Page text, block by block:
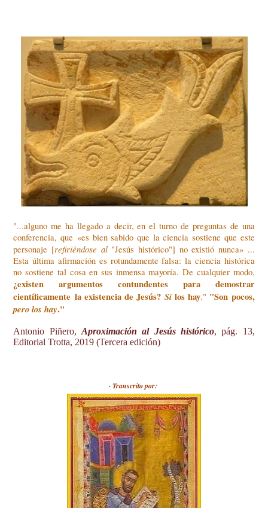
"...alguno me ha llegado a decir, en el turno de preguntas de una
conferencia, que «es bien sabido que la ciencia sostiene que este
personaje [refiriéndose al"Jesús histórico"] no existió nunca» ...
Esta última afirmación es rotundamente falsa: la ciencia histórica
no sostiene tal cosa en sus inmensa mayoría. De cualquier modo,
¿existen argumentos contundentes para demostrar
científicamente la existencia de Jesús? Sí los hay." "Son pocos,
pero los hay."
Antonio Piñero,Aproximación al Jesús histórico, pág. 13,
Editorial Trotta, 2019 (Tercera edición)
· Transcrito por: